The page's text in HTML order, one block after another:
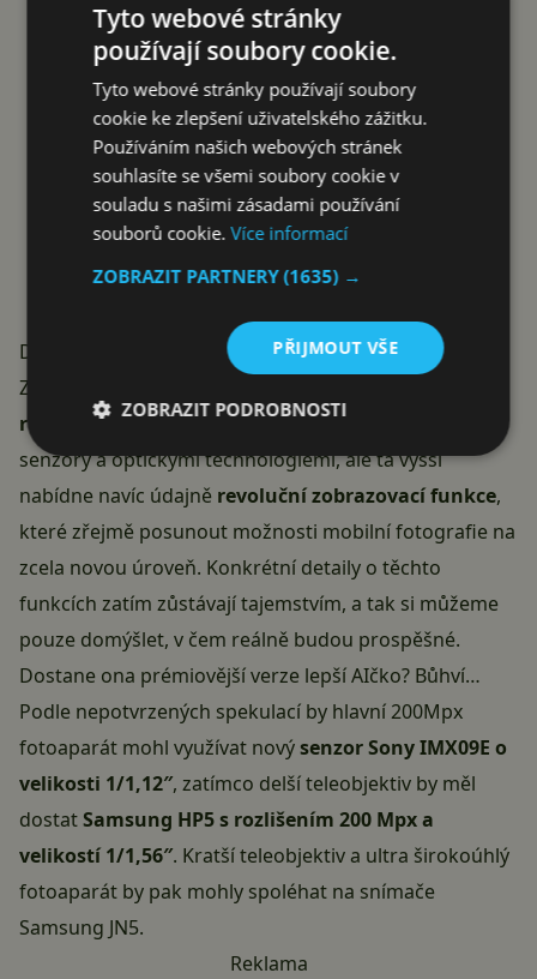
Dvě varianty s různými funkcemi?
Zajímavostí je, že Xiaomi 17 Ultra má dorazit ve
různých verzích. Obě budou sice vybaveny stejnými
senzory a optickými technologiemi, ale ta vyšší
nabídne navíc údajně revoluční zobrazovací funkce,
které zřejmě posunout možnosti mobilní fotografie na
zcela novou úroveň. Konkrétní detaily o těchto
funkcích zatím zůstávají tajemstvím, a tak si můžeme
pouze domýšlet, v čem reálně budou prospěšné.
Dostane ona prémiovější verze lepší AIčko? Bůhví…
Podle nepotvrzených spekulací by hlavní 200Mpx
fotoaparát mohl využívat novýsenzor Sony IMX09E o
velikosti 1/1,12″, zatímco delší teleobjektiv by měl
dostatSamsung HP5 s rozlišením 200 Mpx a
velikostí 1/1,56″. Kratší teleobjektiv a ultra širokoúhlý
fotoaparát by pak mohly spoléhat na snímače
Samsung JN5.
Reklama
Tyto webové stránky
používají soubory cookie.
Tyto webové stránky používají soubory
cookie ke zlepšení uživatelského zážitku.
Používáním našich webových stránek
souhlasíte se všemi soubory cookie v
souladu s našimi zásadami používání
souborů cookie.Více informací
ZOBRAZIT PARTNERY(1635) →
PŘIJMOUT VŠE
ZOBRAZIT PODROBNOSTI